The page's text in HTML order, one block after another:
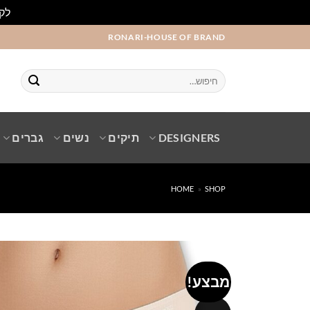
to
RONARI-HOUSE OF BRAND
חיפוש
עבור:
DESIGNERS תיקים נשים גברים
HOME » SHOP
מבצע!